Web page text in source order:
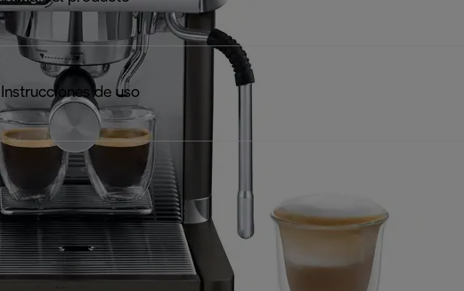
Instrucciones de uso